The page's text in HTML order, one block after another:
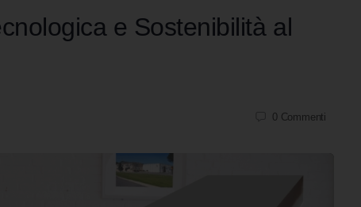
e Sostenibilità al
0 Commenti